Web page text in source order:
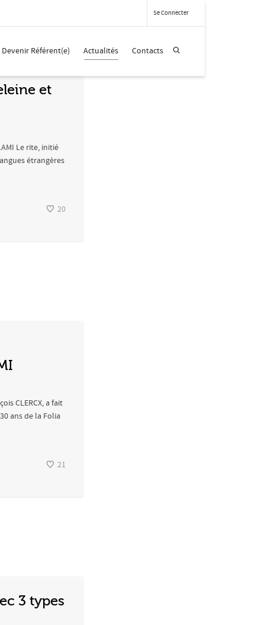
Se Connecter
Devenir Référent(e) Actualités Contacts
et
Le rite, initié
étrangères
20
CLERCX, a fait
ans de la Folia
21
3 types